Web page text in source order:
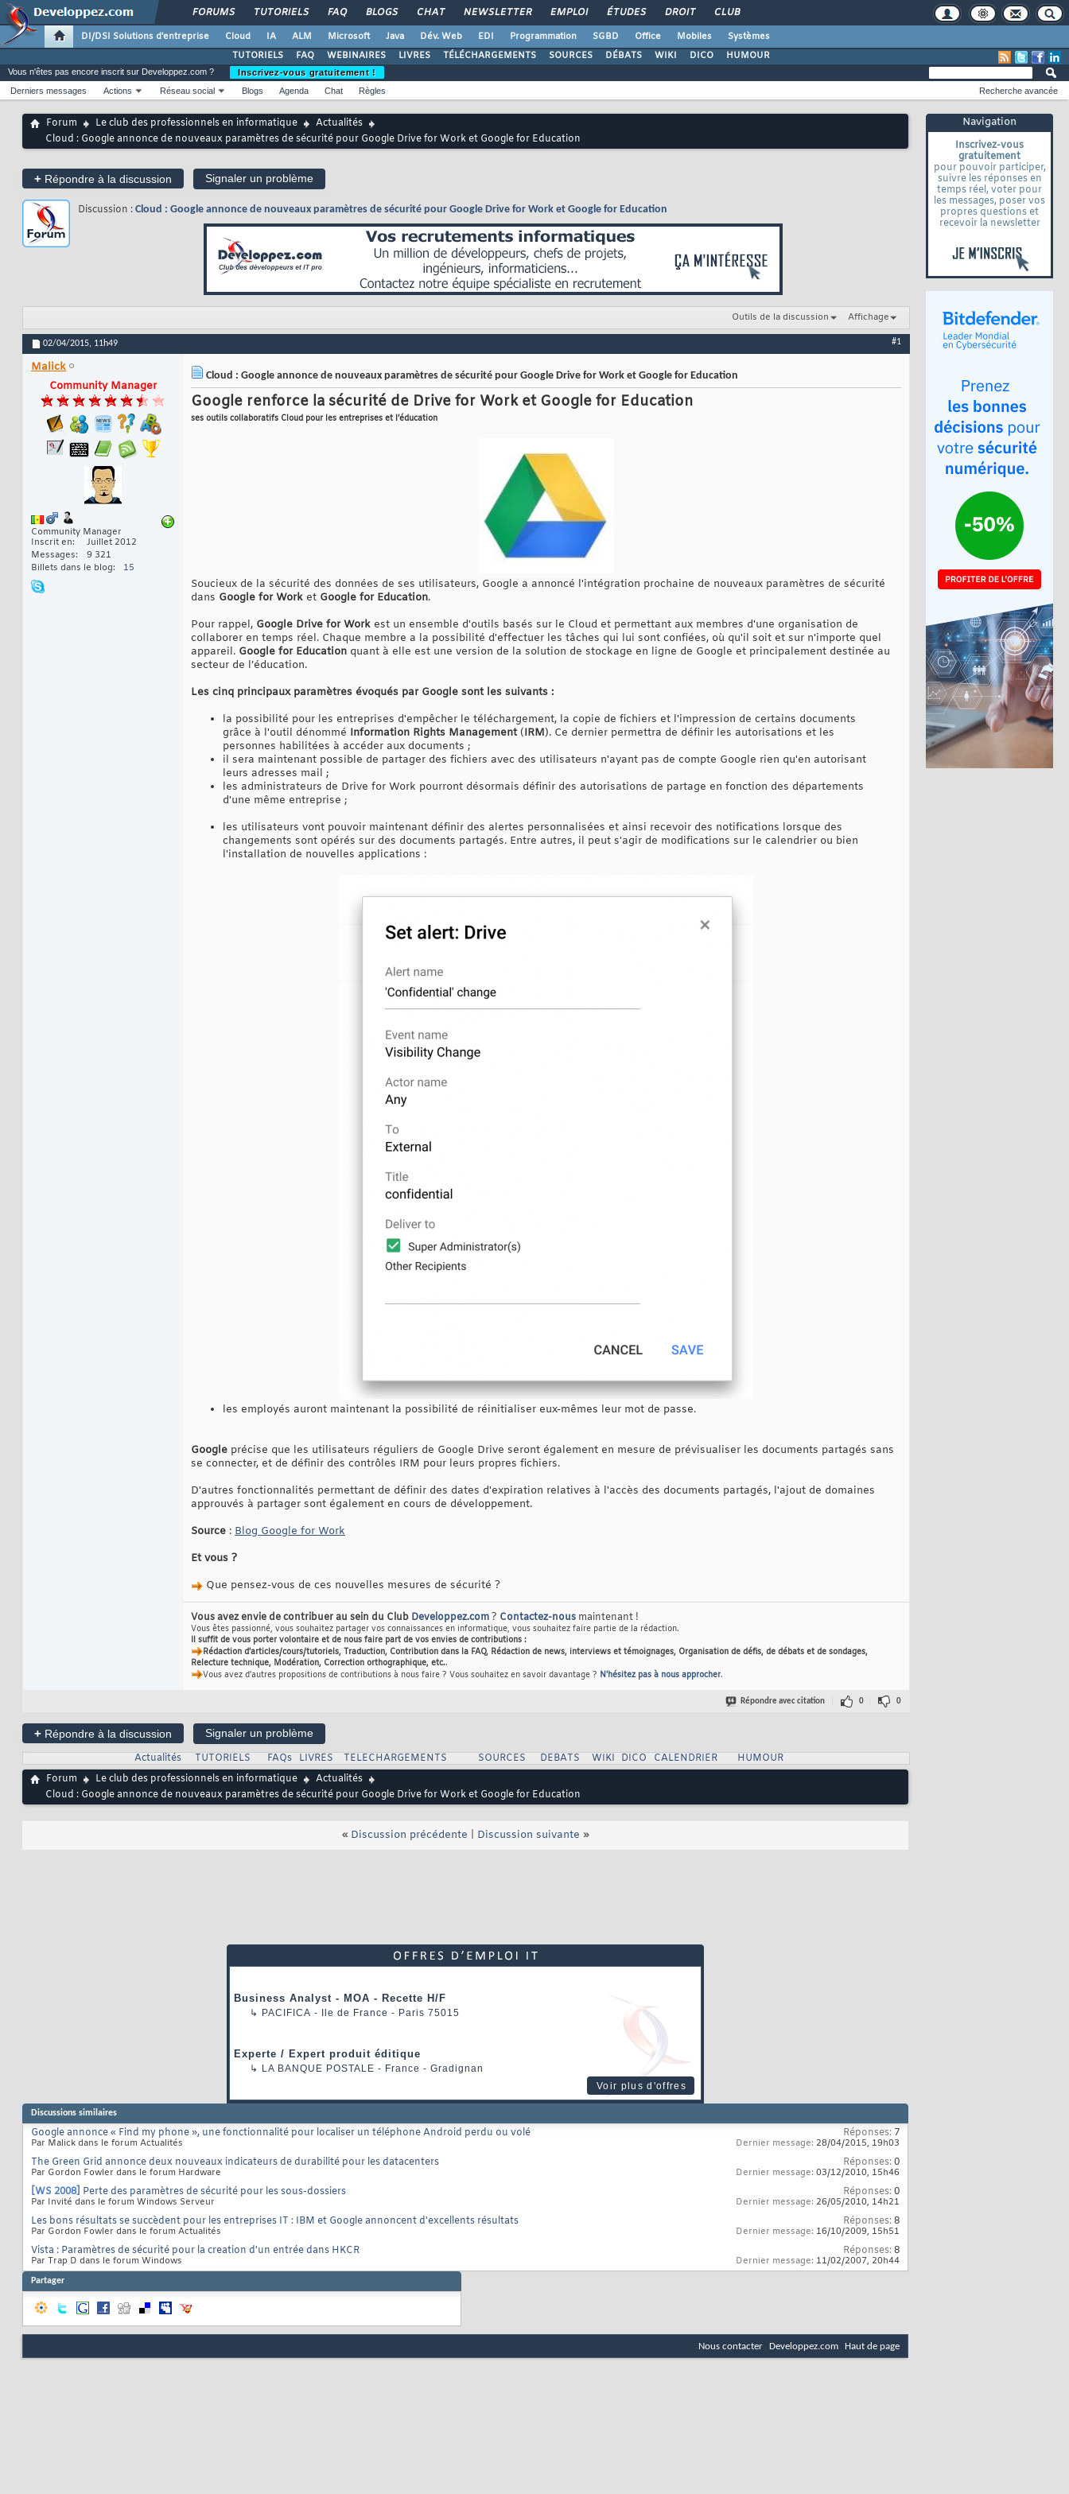
FORUMS TUTORIELS FAQ BLOGS CHAT NEWSLETTER EMPLOI ÉTUDES DROIT CLUB
DI/DSI Solutions d'entreprise Cloud IA ALM Microsoft Java Dév. Web EDI Programmation SGBD Office Mobiles
Systèmes
TUTORIELS
FAQ WEBINAIRES LIVRES TÉLÉCHARGEMENTS SOURCES DÉBATS WIKI DICO HUMOUR
Navigation
Inscrivez-vous
gratuitement
pour pouvoir participer,
suivre les réponses en
temps réel, voter pour
les messages, poser vos
propres questions et
recevoir la newsletter
Vous n'êtes pas encore inscrit sur Developpez.com ?
Inscrivez-vous gratuitement !
Derniers messages
Actions Réseau social Blogs Agenda Chat Règles Recherche avancée
Forum Le club des professionnels en informatique
Actualités
Cloud : Google annonce de nouveaux paramètres de sécurité pour Google Drive for Work et Google for Education
+ Répondre à la discussion Signaler un problème
Discussion : Cloud : Google annonce de nouveaux paramètres de sécurité pour Google Drive for Work et Google for Education
Outils de la discussion Affichage
02/04/2015, 11h49 #1
Malick
Community Manager
Community Manager
Inscrit en
Juillet 2012
Messages
9 321
Billets dans le blog
15
Cloud : Google annonce de nouveaux paramètres de sécurité pour Google Drive for Work et Google for Education
Google renforce la sécurité de Drive for Work et Google for Education
ses outils collaboratifs Cloud pour les entreprises et l’éducation
Soucieux de la sécurité des données de ses utilisateurs, Google a annoncé l'intégration prochaine de nouveaux paramètres de sécurité
dans Google for Work et Google for Education.
Pour rappel, Google Drive for Work est un ensemble d'outils basés sur le Cloud et permettant aux membres d'une organisation de
collaborer en temps réel. Chaque membre a la possibilité d'effectuer les tâches qui lui sont confiées, où qu'il soit et sur n'importe quel
appareil. Google for Education quant à elle est une version de la solution de stockage en ligne de Google et principalement destinée au
secteur de l’éducation.
Les cinq principaux paramètres évoqués par Google sont les suivants :
la possibilité pour les entreprises d'empêcher le téléchargement, la copie de fichiers et l'impression de certains documents
grâce à l'outil dénommé Information Rights Management(IRM). Ce dernier permettra de définir les autorisations et les
personnes habilitées à accéder aux documents ;
il sera maintenant possible de partager des fichiers avec des utilisateurs n'ayant pas de compte Google rien qu'en autorisant
leurs adresses mail ;
les administrateurs de Drive for Work pourront désormais définir des autorisations de partage en fonction des départements
d'une même entreprise ;
les utilisateurs vont pouvoir maintenant définir des alertes personnalisées et ainsi recevoir des notifications lorsque des
changements sont opérés sur des documents partagés. Entre autres, il peut s'agir de modifications sur le calendrier ou bien
l'installation de nouvelles applications :
les employés auront maintenant la possibilité de réinitialiser eux-mêmes leur mot de passe.
Google précise que les utilisateurs réguliers de Google Drive seront également en mesure de prévisualiser les documents partagés sans
se connecter, et de définir des contrôles IRM pour leurs propres fichiers.
D'autres fonctionnalités permettant de définir des dates d'expiration relatives à l'accès des documents partagés, l'ajout de domaines
approuvés à partager sont également en cours de développement.
Source : Blog Google for Work
Et vous ?
Que pensez-vous de ces nouvelles mesures de sécurité ?
Vous avez envie de contribuer au sein du Club Developpez.com? Contactez-nous maintenant !
Vous êtes passionné, vous souhaitez partager vos connaissances en informatique, vous souhaitez faire partie de la rédaction.
Il suffit de vous porter volontaire et de nous faire part de vos envies de contributions :
Rédaction d'articles/cours/tutoriels, Traduction, Contribution dans la FAQ, Rédaction de news, interviews et témoignages, Organisation de défis, de débats et de sondages,
Relecture technique, Modération, Correction orthographique, etc..
Vous avez d'autres propositions de contributions à nous faire ? Vous souhaitez en savoir davantage ? N'hésitez pas à nous approcher.
Répondre avec citation 0 0
+ Répondre à la discussion
Signaler un problème
Actualités
TUTORIELS FAQs LIVRES TELECHARGEMENTS SOURCES DEBATS WIKI DICO CALENDRIER
HUMOUR
Forum
Le club des professionnels en informatique
Actualités
Cloud : Google annonce de nouveaux paramètres de sécurité pour Google Drive for Work et Google for Education
« Discussion précédente Discussion suivante »
Business Analyst - MOA - Recette H/F
↳ PACIFICA - Ile de France - Paris 75015
Experte / Expert produit éditique
↳ LA BANQUE POSTALE - France - Gradignan
Voir plus d'offres
Discussions similaires
Google annonce « Find my phone », une fonctionnalité pour localiser un téléphone Android perdu ou volé
Par Malick dans le forum Actualités
Réponses: 7
Dernier message: 28/04/2015, 19h03
The Green Grid annonce deux nouveaux indicateurs de durabilité pour les datacenters
Par Gordon Fowler dans le forum Hardware
Réponses:0
Dernier message: 03/12/2010, 15h46
[WS 2008] Perte des paramètres de sécurité pour les sous-dossiers
Par Invité dans le forum Windows Serveur
Réponses:0
Dernier message: 26/05/2010, 14h21
Les bons résultats se succèdent pour les entreprises IT : IBM et Google annoncent d'excellents résultats
Par Gordon Fowler dans le forum Actualités
Réponses:8
Dernier message: 16/10/2009, 15h51
Vista : Paramètres de sécurité pour la creation d'un entrée dans HKCR
Par Trap D dans le forum Windows
Réponses:8
Dernier message: 11/02/2007, 20h44
Partager
Nous contacter Developpez.com Haut de page